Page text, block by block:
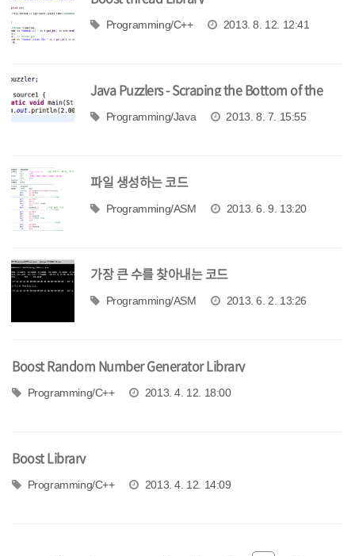
Programming/C++ 2013. 8. 12. 12:41
Java Puzzlers - Scraping the Bottom of the
Barrel (Google I/O 2011)
Programming/Java 2013. 8. 7. 15:55
파일 생성하는 코드
Programming/ASM 2013. 6. 9. 13:20
가장 큰 수를 찾아내는 코드
Programming/ASM 2013. 6. 2. 13:26
Boost Random Number Generator Library
Programming/C++ 2013. 4. 12. 18:00
Boost Library
Programming/C++ 2013. 4. 12. 14:09